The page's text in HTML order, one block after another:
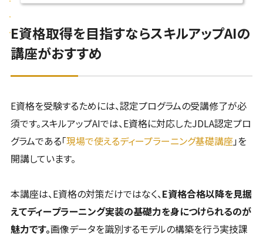
E資格取得を目指すならスキルアップAIの
講座がおすすめ
E資格を受験するためには、認定プログラムの受講修了が必
須です。スキルアップAIでは、E資格に対応したJDLA認定プロ
グラムである「現場で使えるディープラーニング基礎講座」を
開講しています。
本講座は、E資格の対策だけではなく、E資格合格以降を見据
えてディープラーニング実装の基礎力を身につけられるのが
魅力です。画像データを識別するモデルの構築を行う実技課